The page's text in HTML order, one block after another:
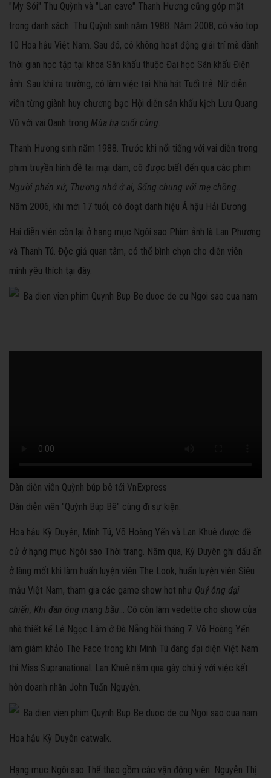
"My Sói" Thu Quỳnh và "Lan cave" Thanh Hương cũng góp mặt
trong danh sách. Thu Quỳnh sinh năm 1988. Năm 2008, cô vào top
10 Hoa hậu Việt Nam. Sau đó, cô không hoạt động giải trí mà dành
thời gian học tập tại khoa Sân khấu thuộc Đại học Sân khấu Điện
ảnh. Sau khi ra trường, cô làm việc tại Nhà hát Tuổi trẻ. Nữ diễn
viên từng giành huy chương bạc Hội diễn sân khấu kịch Lưu Quang
Vũ với vai Oanh trong Mùa hạ cuối cùng.
Thanh Hương sinh năm 1988. Trước khi nổi tiếng với vai diễn trong
phim truyền hình đề tài mại dâm, cô được biết đến qua các phim
Người phán xử, Thương nhớ ở ai, Sống chung với mẹ chồng...
Năm 2006, khi mới 17 tuổi, cô đoạt danh hiệu Á hậu Hải Dương.
Hai diễn viên còn lại ở hạng mục Ngôi sao Phim ảnh là Lan Phương
và Thanh Tú. Độc giả quan tâm, có thể bình chọn cho diễn viên
mình yêu thích tại đây.
Dàn diễn viên Quỳnh búp bê tới VnExpress
Dàn diễn viên "Quỳnh Búp Bê" cùng đi sự kiện.
Hoa hậu Kỳ Duyên, Minh Tú, Võ Hoàng Yến và Lan Khuê được đề
cử ở hạng mục Ngôi sao Thời trang. Năm qua, Kỳ Duyên ghi dấu ấn
ở làng mốt khi làm huấn luyện viên The Look, huấn luyện viên Siêu
mẫu Việt Nam, tham gia các game show hot như Quý ông đại
chiến, Khi đàn ông mang bầu... Cô còn làm vedette cho show của
nhà thiết kế Lê Ngọc Lâm ở Đà Nẵng hồi tháng 7. Võ Hoàng Yến
làm giám khảo The Face trong khi Minh Tú đang đại diện Việt Nam
thi Miss Supranational. Lan Khuê năm qua gây chú ý với việc kết
hôn doanh nhân John Tuấn Nguyễn.
Hoa hậu Kỳ Duyên catwalk.
Hạng mục Ngôi sao Thể thao gồm các vận động viên: Nguyễn Thị